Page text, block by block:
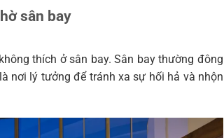
sân bay
thích ở sân bay. Sân bay thường đông
nơi lý tưởng để tránh xa sự hối hả và nhộn